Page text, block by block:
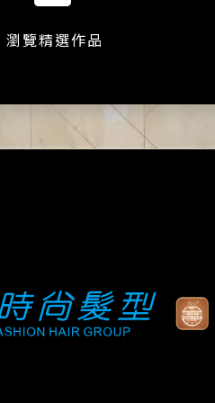
瀏覽精選作品